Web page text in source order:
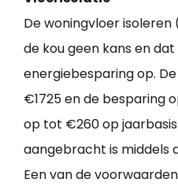
De woningvloer
de kou geen kans en
energiebesparing op.
€1725 en de besparing
op tot €260 op
aangebracht is middels
Een van de